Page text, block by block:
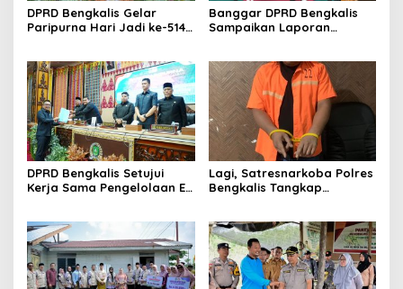
DPRD Bengkalis Gelar
Paripurna Hari Jadi ke-514
Negeri Junjungan.
Banggar DPRD Bengkalis
Sampaikan Laporan
Pelaksanaan APBD Tahun
Anggaran 2025
DPRD Bengkalis Setujui
Kerja Sama Pengelolaan E-
Lagi, Satresnarkoba Polres
Bengkalis Tangkap